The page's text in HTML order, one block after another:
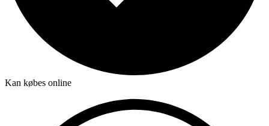
Kan købes online